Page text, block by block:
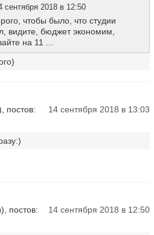
сентября 2018 в 12:50
чтобы было, что студии
видите, бюджет экономим,
на 11 ...
постов:
14 сентября 2018 в 13:03
постов:
14 сентября 2018 в 12:50